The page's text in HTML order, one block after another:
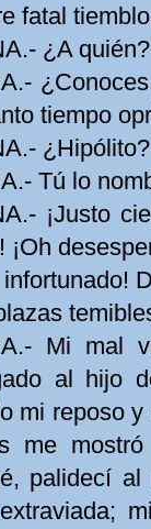
fatal
¿A quién?
tiempo
Tú lo
¡Justo
¡Oh
infortunado!
Mi mal
al hijo
mi reposo
me
palidecí